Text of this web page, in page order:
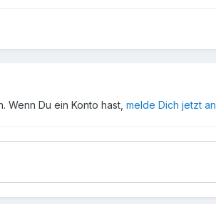
Du ein Konto hast, melde Dich jetzt an